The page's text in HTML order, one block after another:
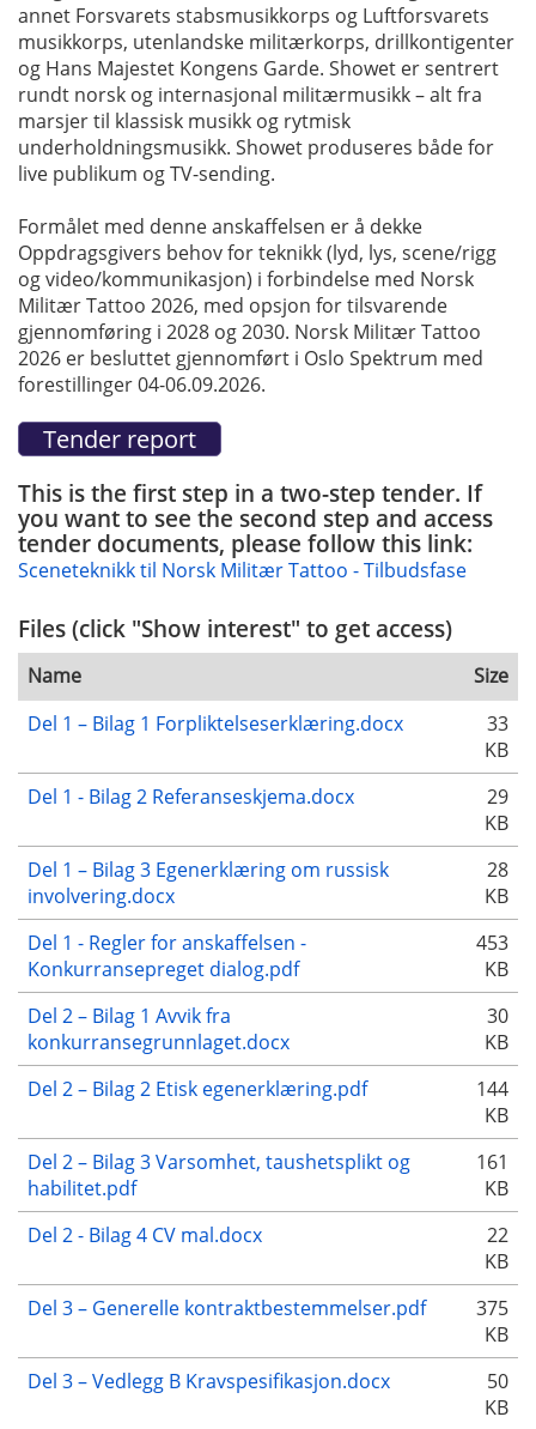
annet Forsvarets stabsmusikkorps og Luftforsvarets
musikkorps, utenlandske militærkorps, drillkontigenter
og Hans Majestet Kongens Garde. Showet er sentrert
rundt norsk og internasjonal militærmusikk – alt fra
marsjer til klassisk musikk og rytmisk
underholdningsmusikk. Showet produseres både for
live publikum og TV-sending.
Formålet med denne anskaffelsen er å dekke
Oppdragsgivers behov for teknikk (lyd, lys, scene/rigg
og video/kommunikasjon) i forbindelse med Norsk
Militær Tattoo 2026, med opsjon for tilsvarende
gjennomføring i 2028 og 2030. Norsk Militær Tattoo
2026 er besluttet gjennomført i Oslo Spektrum med
forestillinger 04-06.09.2026.
This is the first step in a two-step tender. If
you want to see the second step and access
tender documents, please follow this link:
Sceneteknikk til Norsk Militær Tattoo - Tilbudsfase
Files (click "Show interest" to get access)
Name
Size
Del 1 – Bilag 1 Forpliktelseserklæring.docx
33
KB
Del 1 - Bilag 2 Referanseskjema.docx
29
KB
Del 1 – Bilag 3 Egenerklæring om russisk
involvering.docx
28
KB
Del 1 - Regler for anskaffelsen -
Konkurransepreget dialog.pdf
453
KB
Del 2 – Bilag 1 Avvik fra
konkurransegrunnlaget.docx
30
KB
Del 2 – Bilag 2 Etisk egenerklæring.pdf
144
KB
Del 2 – Bilag 3 Varsomhet, taushetsplikt og
habilitet.pdf
161
KB
Del 2 - Bilag 4 CV mal.docx
22
KB
Del 3 – Generelle kontraktbestemmelser.pdf
375
KB
Del 3 – Vedlegg B Kravspesifikasjon.docx
50
KB